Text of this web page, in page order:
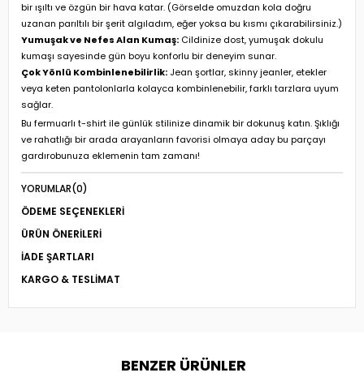
bir ışıltı ve özgün bir hava katar. (Görselde omuzdan kola doğru
uzanan parıltılı bir şerit algıladım, eğer yoksa bu kısmı çıkarabilirsiniz.)
Yumuşak ve Nefes Alan Kumaş: Cildinize dost, yumuşak dokulu
kumaşı sayesinde gün boyu konforlu bir deneyim sunar.
Çok Yönlü Kombinlenebilirlik: Jean şortlar, skinny jeanler, etekler
veya keten pantolonlarla kolayca kombinlenebilir, farklı tarzlara uyum
sağlar.
Bu fermuarlı t-shirt ile günlük stilinize dinamik bir dokunuş katın. Şıklığı
ve rahatlığı bir arada arayanların favorisi olmaya aday bu parçayı
gardırobunuza eklemenin tam zamanı!
YORUMLAR(0)
ÖDEME SEÇENEKLERI
ÜRÜN ÖNERILERI
İADE ŞARTLARI
KARGO & TESLIMAT
BENZER ÜRÜNLER